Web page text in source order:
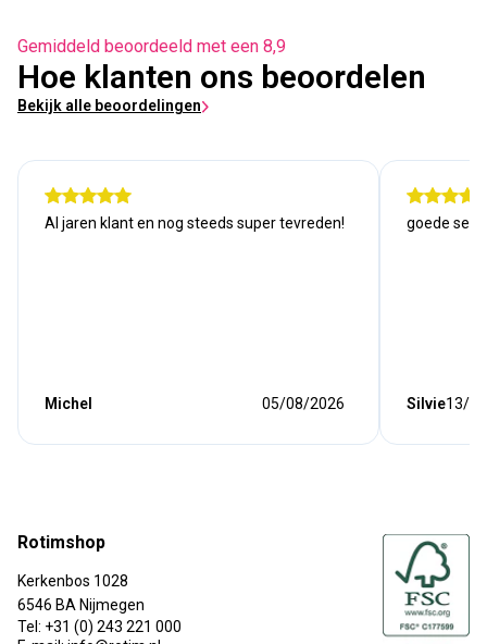
Gemiddeld beoordeeld met een 8,9
Hoe klanten ons beoordelen
Bekijk alle beoordelingen
Al jaren klant en nog steeds super tevreden!
Michel 05/08/2026
goede
Silvie13/
Rotimshop
Kerkenbos 1028
6546 BA Nijmegen
Tel: +31 (0) 243 221 000